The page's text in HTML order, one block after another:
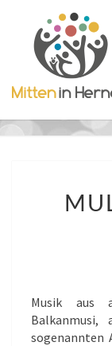
Musik aus
Balkanmusi,
sogenannten